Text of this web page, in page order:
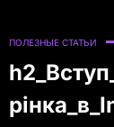
ПОЛЕЗНЫЕ СТАТЬИ